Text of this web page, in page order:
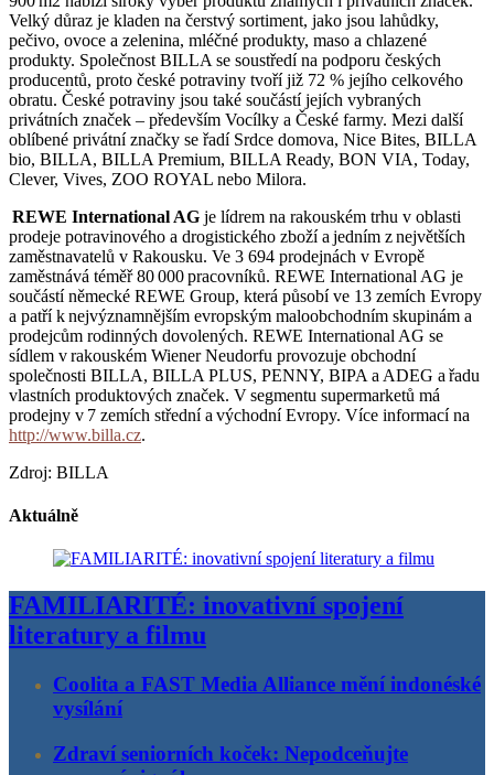
Velký důraz je kladen na čerstvý sortiment, jako jsou lahůdky,
pečivo, ovoce a zelenina, mléčné produkty, maso a chlazené
produkty. Společnost BILLA se soustředí na podporu českých
producentů, proto české potraviny tvoří již 72 % jejího celkového
obratu. České potraviny jsou také součástí jejích vybraných
privátních značek – především Vocílky a České farmy. Mezi další
oblíbené privátní značky se řadí Srdce domova, Nice Bites, BILLA
bio, BILLA, BILLA Premium, BILLA Ready, BON VIA, Today,
Clever, Vives, ZOO ROYAL nebo Milora.
REWE International AG je lídrem na rakouském trhu v oblasti
prodeje potravinového a drogistického zboží a jedním z největších
zaměstnavatelů v Rakousku. Ve 3 694 prodejnách v Evropě
zaměstnává téměř 80 000 pracovníků. REWE International AG je
součástí německé REWE Group, která působí ve 13 zemích Evropy
a patří k nejvýznamnějším evropským maloobchodním skupinám a
prodejcům rodinných dovolených. REWE International AG se
sídlem v rakouském Wiener Neudorfu provozuje obchodní
společnosti BILLA, BILLA PLUS, PENNY, BIPA a ADEG a řadu
vlastních produktových značek. V segmentu supermarketů má
prodejny v 7 zemích střední a východní Evropy. Více informací na
http://www.billa.cz.
Zdroj: BILLA
Aktuálně
FAMILIARITÉ: inovativní spojení
literatury a filmu
Coolita a FAST Media Alliance mění indonéské
vysílání
Zdraví seniorních koček: Nepodceňujte